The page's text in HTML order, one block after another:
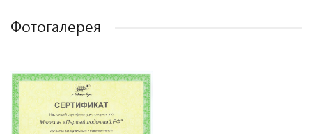
Фотогалерея